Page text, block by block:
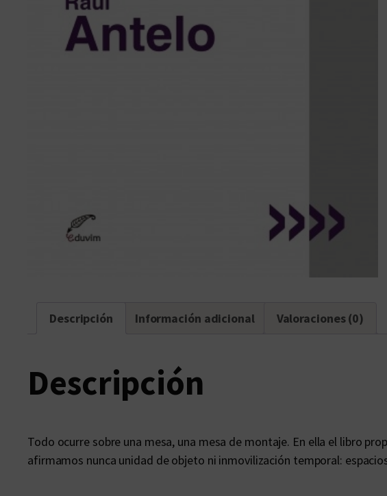
Descripción Información adicional Valoraciones (0)
Descripción
Todo ocurre sobre una mesa, una mesa de montaje. En ella el libro
afirmamos nunca unidad de objeto ni inmovilización temporal: